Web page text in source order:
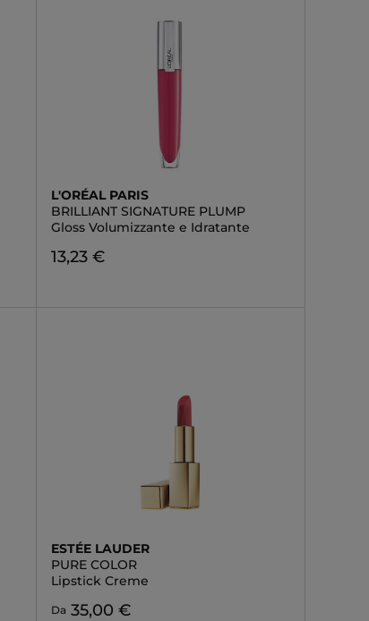
L'ORÉAL PARIS
BRILLIANT SIGNATURE PLUMP
Gloss Volumizzante e Idratante
13,23 €
ESTÉE LAUDER
PURE COLOR
Lipstick Creme
Da 35,00 €